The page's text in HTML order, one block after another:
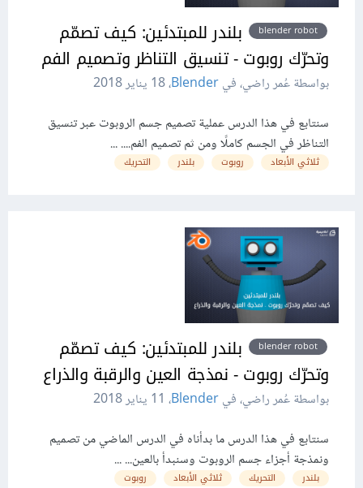
blender robot
بلندر للمبتدئين: كيف تصمّم
وتحرّك روبوت - تنسيق التناظر وتصميم الفم
بواسطة عُمر راضي، فيBlender،18 يناير 2018
سنتابع في هذا الدرس عملية تصميم جسم الروبوت عبر تنسيق
التناظر في الجسم كاملًا ومن ثم تصميم الفم.... ...
ثلاثي الأبعاد روبوت بلندر التحريك
blender robot
بلندر للمبتدئين: كيف تصمّم
وتحرّك روبوت - نمذجة العين والرقبة والذراع
بواسطة عُمر راضي، فيBlender، 11 يناير 2018
سنتابع في هذا الدرس ما بدأناه في الدرس الماضي من تصميم
ونمذجة أجزاء جسم الروبوت وسنبدأ بالعين... ...
بلندر التحريك ثلاثي الأبعاد روبوت